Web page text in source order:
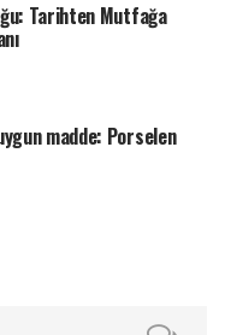
Tarihten Mutfağa
madde: Porselen